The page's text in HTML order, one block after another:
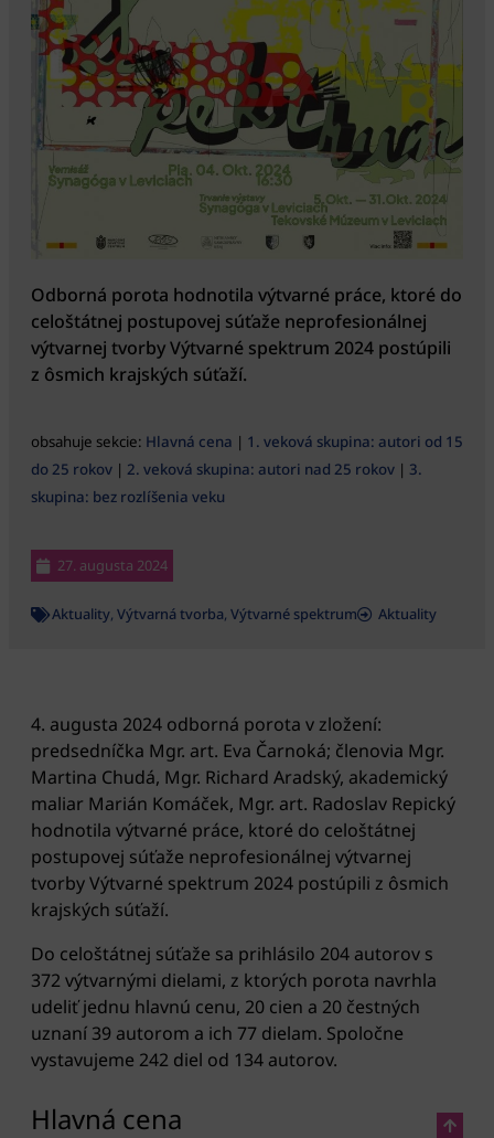
Odborná porota hodnotila výtvarné práce, ktoré do
celoštátnej postupovej súťaže neprofesionálnej
výtvarnej tvorby Výtvarné spektrum 2024 postúpili
z ôsmich krajských súťaží.
obsahuje sekcie: Hlavná cena | 1. veková skupina: autori od 15
do 25 rokov | 2. veková skupina: autori nad 25 rokov | 3.
skupina: bez rozlíšenia veku
27. augusta 2024
Aktuality, Výtvarná tvorba, Výtvarné spektrum Aktuality
4. augusta 2024 odborná porota v zložení:
predsedníčka Mgr. art. Eva Čarnoká; členovia Mgr.
Martina Chudá, Mgr. Richard Aradský, akademický
maliar Marián Komáček, Mgr. art. Radoslav Repický
hodnotila výtvarné práce, ktoré do celoštátnej
postupovej súťaže neprofesionálnej výtvarnej
tvorby Výtvarné spektrum 2024 postúpili z ôsmich
krajských súťaží.
Do celoštátnej súťaže sa prihlásilo 204 autorov s
372 výtvarnými dielami, z ktorých porota navrhla
udeliť jednu hlavnú cenu, 20 cien a 20 čestných
uznaní 39 autorom a ich 77 dielam. Spoločne
vystavujeme 242 diel od 134 autorov.
Hlavná cena